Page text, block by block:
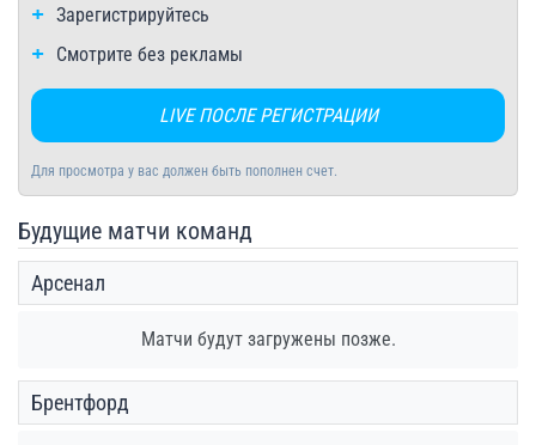
Зарегистрируйтесь
Смотрите без рекламы
LIVE ПОСЛЕ РЕГИСТРАЦИИ
Для просмотра у вас должен быть пополнен счет.
Будущие матчи команд
Арсенал
Матчи будут загружены позже.
Брентфорд